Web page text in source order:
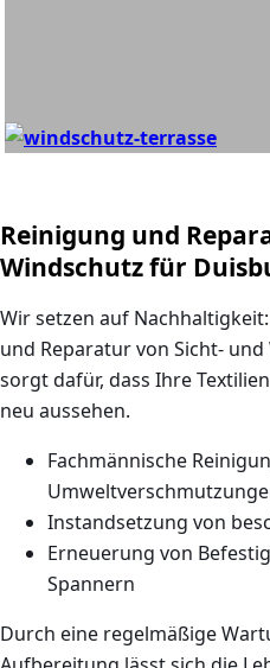
Reinigung und
Windschutz für
Wir setzen auf
und Reparatur von Sicht-
sorgt dafür, dass Ihre
neu aussehen.
Fachmännische
Instandsetzung von
Erneuerung von
Spannern
Durch eine regelmäßige